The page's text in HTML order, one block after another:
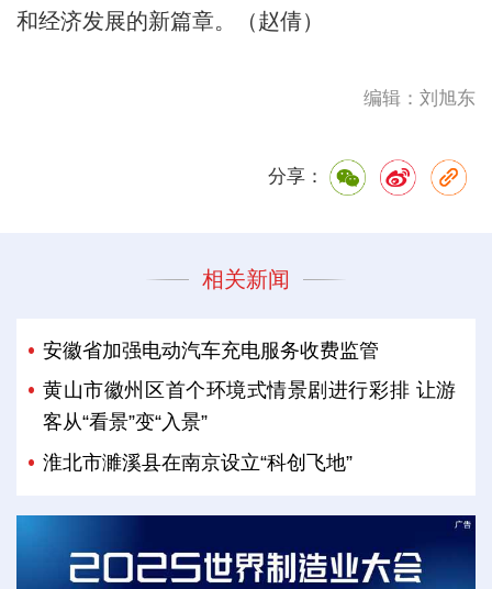
和经济发展的新篇章。（赵倩）
编辑：刘旭东
分享：
相关新闻
安徽省加强电动汽车充电服务收费监管
黄山市徽州区首个环境式情景剧进行彩排 让游
客从“看景”变“入景”
淮北市濉溪县在南京设立“科创飞地”